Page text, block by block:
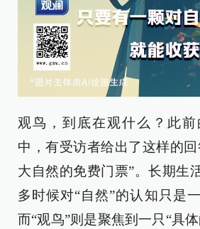
观鸟，到底在观什么？此
中，有受访者给出了这样的
大自然的免费门票”。长期生
多时候对“自然”的认知只是
而“观鸟”则是聚焦到一只“具